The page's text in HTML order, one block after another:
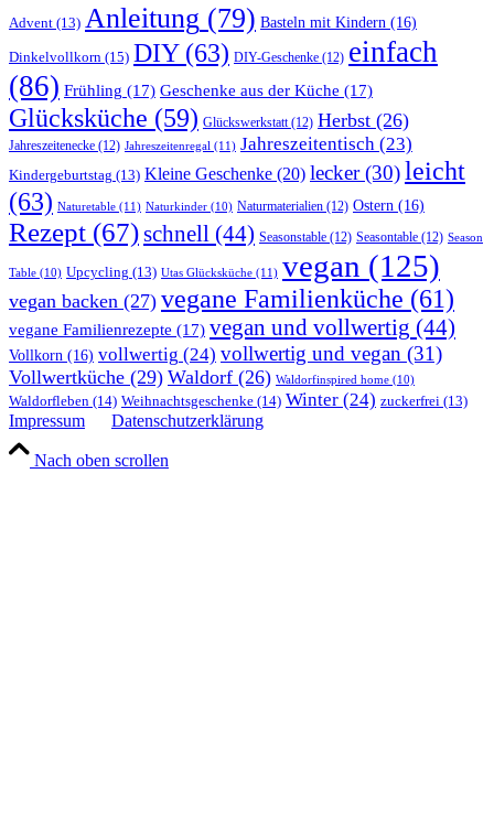
Advent (13) Anleitung (79) Basteln mit Kindern (16)
Dinkelvollkorn (15) DIY(63) DIY-Geschenke (12) einfach
(86) Frühling (17) Geschenke aus der Küche (17)
Glücksküche (59) Glückswerkstatt (12) Herbst (26)
Jahreszeitenecke (12) Jahreszeitenregal (11) Jahreszeitentisch (23)
Kindergeburtstag (13) Kleine Geschenke (20) lecker(30)leicht
(63) Naturetable (11) Naturkinder (10) Naturmaterialien (12) Ostern (16)
Rezept (67)schnell (44) Seasonstable (12) Seasontable (12) Season
Table (10) Upcycling (13) Utas Glücksküche (11) vegan (125)
vegan backen (27) vegane Familienküche (61)
vegane Familienrezepte (17) vegan und vollwertig (44)
Vollkorn (16) vollwertig (24) vollwertig und vegan (31)
Vollwertküche (29) Waldorf (26) Waldorfinspired home (10)
Waldorfleben (14) Weihnachtsgeschenke (14) Winter (24) zuckerfrei (13)
Impressum Datenschutzerklärung
Nach oben scrollen